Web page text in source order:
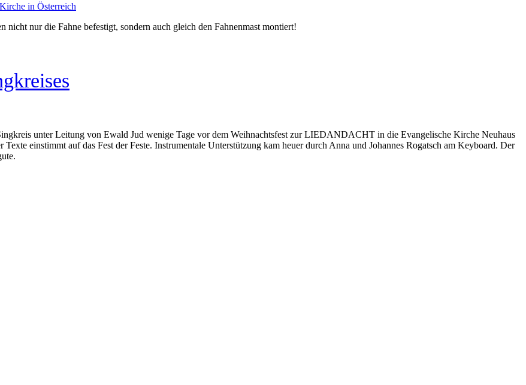
in Österreich
nur die Fahne befestigt, sondern auch gleich den Fahnenmast montiert!
unter Leitung von Ewald Jud wenige Tage vor dem Weihnachtsfest zur LIEDANDACHT in die Evangelische Kirche Neuhaus
einstimmt auf das Fest der Feste. Instrumentale Unterstützung kam heuer durch Anna und Johannes Rogatsch am Keyboard. Der